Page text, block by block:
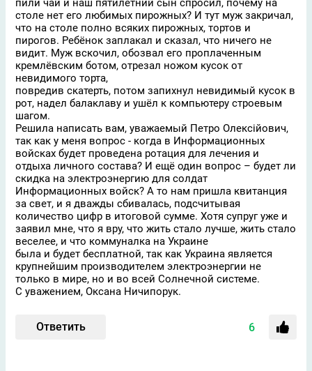
пили чай и наш пятилетний сын спросил, почему на
столе нет его любимых пирожных? И тут муж закричал,
что на столе полно всяких пирожных, тортов и
пирогов. Ребёнок заплакал и сказал, что ничего не
видит. Муж вскочил, обозвал его проплаченным
кремлёвским ботом, отрезал ножом кусок от
невидимого торта,
повредив скатерть, потом запихнул невидимый кусок в
рот, надел балаклаву и ушёл к компьютеру строевым
шагом.
Решила написать вам, уважаемый Петро Олексійович,
так как у меня вопрос - когда в Информационных
войсках будет проведена ротация для лечения и
отдыха личного состава? И ещё один вопрос – будет ли
скидка на электроэнергию для солдат
Информационных войск? А то нам пришла квитанция
за свет, и я дважды сбивалась, подсчитывая
количество цифр в итоговой сумме. Хотя супруг уже и
заявил мне, что я вру, что жить стало лучше, жить стало
веселее, и что коммуналка на Украине
была и будет бесплатной, так как Украина является
крупнейшим производителем электроэнергии не
только в мире, но и во всей Солнечной системе.
С уважением, Оксана Ничипорук.
Ответить 6